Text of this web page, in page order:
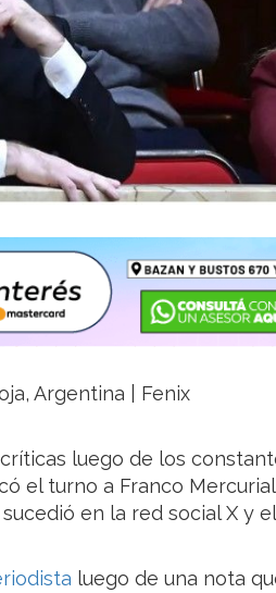
Argentina | Fenix
luego de los
el turno a Franco
en la red social X y el
luego de una nota